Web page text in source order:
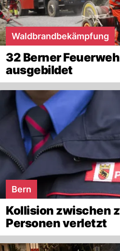
Waldbrandbekämpfung
32 Berner
ausgebildet
Bern
Kollision zwischen
Personen verletzt